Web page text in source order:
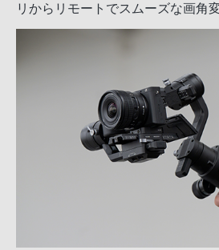
リからリモートでスムーズな画角